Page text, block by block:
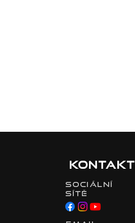
Kontakt
Sociální
sítě